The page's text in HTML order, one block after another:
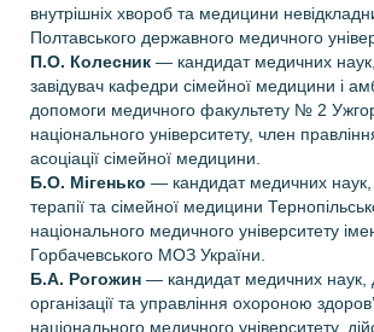
внутрішніх хвороб та медицини
Полтавського державного медичного
П.О. Колесник — кандидат медичних
завідувач кафедри сімейної медицини і
допомоги медичного факультету № 2
національного університету, член
асоціації сімейної медицини.
Б.О. Мігенько — кандидат медичних
терапії та сімейної медицини
національного медичного університету
Горбачевського МОЗ України.
Б.А. Рогожин — кандидат медичних наук,
організації та управління охороною
національного медичного університету,